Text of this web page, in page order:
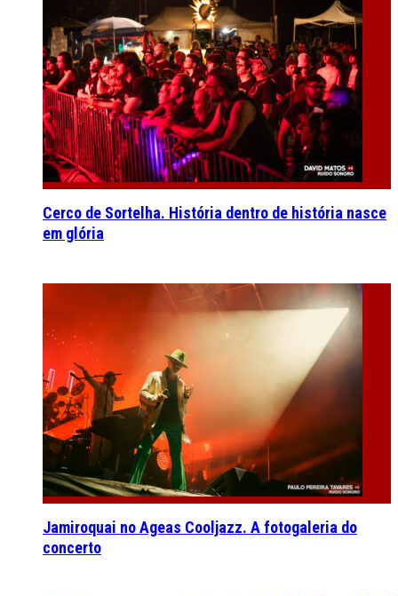
Cerco de Sortelha. História dentro de história nasce
em glória
Jamiroquai no Ageas Cooljazz. A fotogaleria do
concerto